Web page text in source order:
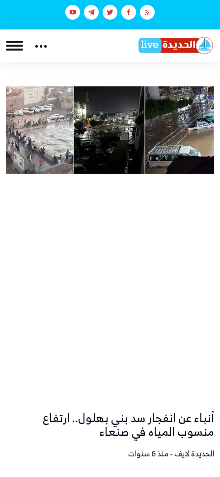
أنباء عن انفجار سد بني بهلول.. ارتفاع
منسوب المياه في صنعاء
الحديدة لايف - منذ 6 سنوات